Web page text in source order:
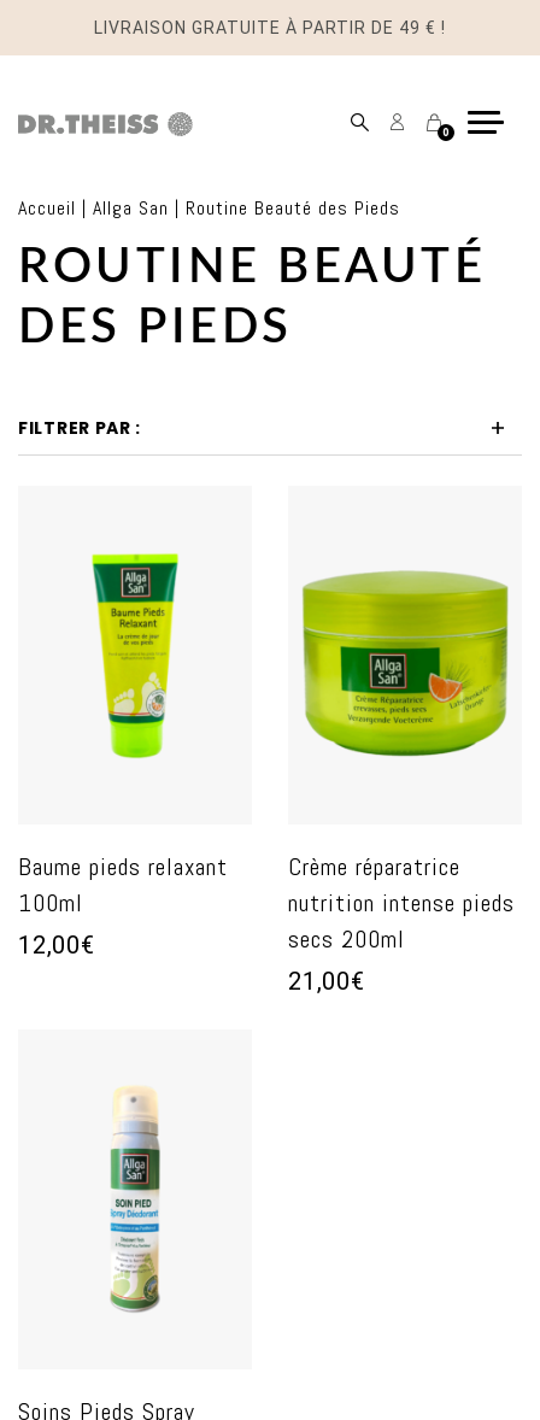
LIVRAISON GRATUITE À PARTIR DE 49 € !
MonPanier
0
Accueil | Allga San | Routine Beauté des Pieds
ROUTINE BEAUTÉ
DES PIEDS
FILTRER PAR :
Baume pieds relaxant
100ml
12,00€
Crème réparatrice
nutrition intense pieds
secs 200ml
21,00€
Soins Pieds Spray